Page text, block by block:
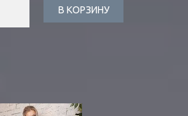
В КОРЗИНУ